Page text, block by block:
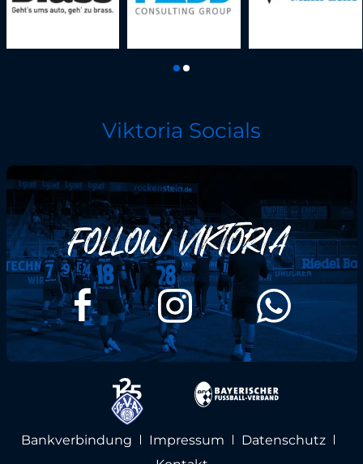
Viktoria Socials
Bankverbindung Impressum
Datenschutz